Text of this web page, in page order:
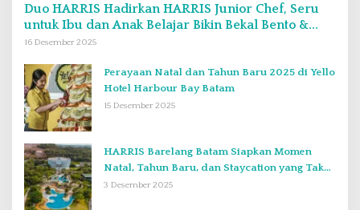
Duo HARRIS Hadirkan HARRIS Junior Chef, Seru
untuk Ibu dan Anak Belajar Bikin Bekal Bento &
Kimbab
16 Desember 2025
Perayaan Natal dan Tahun Baru 2025 di Yello
Hotel Harbour Bay Batam
15 Desember 2025
HARRIS Barelang Batam Siapkan Momen
Natal, Tahun Baru, dan Staycation yang Tak
Terlupakan di Desember 2025
3 Desember 2025